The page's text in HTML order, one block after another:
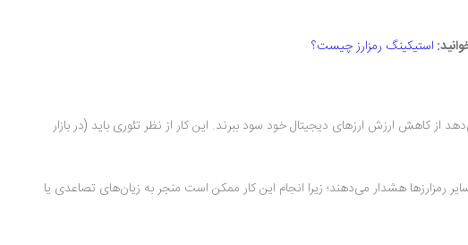
استیکینگ رمزارز چیست؟
از کاهش ارزش ارزهای دیجیتال خود سود ببرند. این کار از نظر تئوری باید (در بازار
رمز‌ارز‌ها هشدار می‌دهند؛ زیرا انجام این کار ممکن است منجر به زیان‌های تصاعدی یا